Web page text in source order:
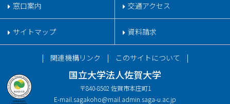
窓口案内 交通アクセス
サイトマップ 資料請求
国立大学法人佐賀大学
〒840-8502 佐賀市本庄町1
E-mail. sagakoho@mail.admin.saga-u.ac.jp
関連機構リンク このサイトについて